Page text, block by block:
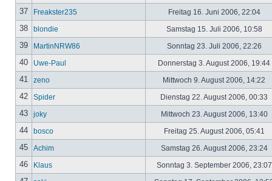
37 Freakster235 Freitag 16. Juni 2006, 22:04
38 blondie Samstag 15. Juli 2006, 10:58
39 MartinNRW86 Sonntag 23. Juli 2006, 22:26
40 Uwe-Paul Donnerstag 3. August 2006, 19:44
41 zeno Mittwoch 9. August 2006, 14:22
42 Spider Dienstag 22. August 2006, 00:33
43 joky Mittwoch 23. August 2006, 13:40
44 bosco Freitag 25. August 2006, 05:41
45 Achim Samstag 26. August 2006, 23:24
46 Klaus Sonntag 3. September 2006,